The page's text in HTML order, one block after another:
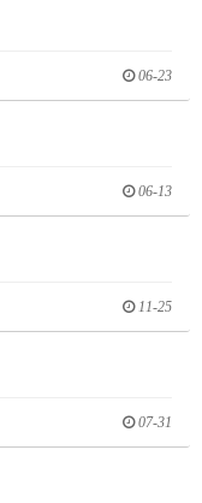
06-23
06-13
11-25
07-31